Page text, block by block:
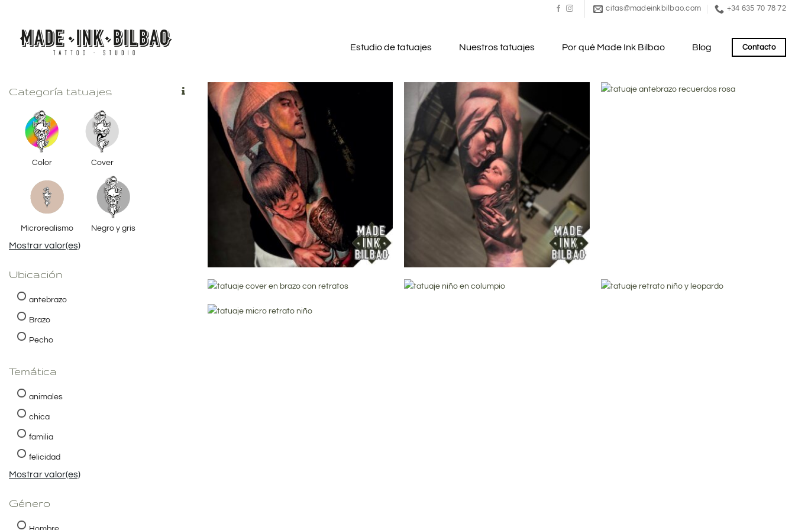
contenido
citas@madeinkbilbao.com +34 635 70 78 72
Estudio de tatuajes Nuestros tatuajes Por qué Made Ink Bilbao Blog Contacto
Categoría tatuajes
Color Cover
Microrealismo Negro y gris
Mostrar valor(es)
Ubicación
antebrazo
Brazo
Pecho
Temática
animales
chica
familia
felicidad
Mostrar valor(es)
Género